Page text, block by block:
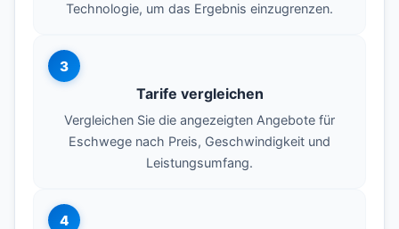
Technologie, um das Ergebnis einzugrenzen.
3
Tarife vergleichen
Vergleichen Sie die angezeigten Angebote für
Eschwege nach Preis, Geschwindigkeit und
Leistungsumfang.
4